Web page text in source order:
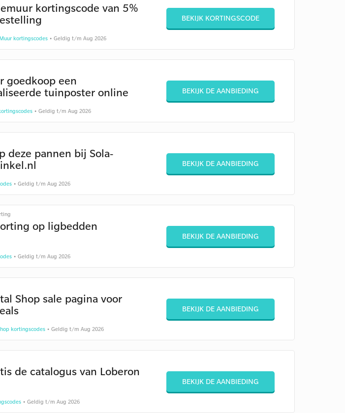
kortingscode van 5%
kortingscodes• Geldig t/m Aug 2026
BEKIJK KORTINGSCODE
goedkoop een
tuinposter online
• Geldig t/m Aug 2026
BEKIJK DE AANBIEDING
deze pannen bij Sola-
• Geldig t/m Aug 2026
BEKIJK DE AANBIEDING
op ligbedden
• Geldig t/m Aug 2026
BEKIJK DE AANBIEDING
Shop sale pagina voor
kortingscodes• Geldig t/m Aug 2026
BEKIJK DE AANBIEDING
de catalogus van Loberon
• Geldig t/m Aug 2026
BEKIJK DE AANBIEDING